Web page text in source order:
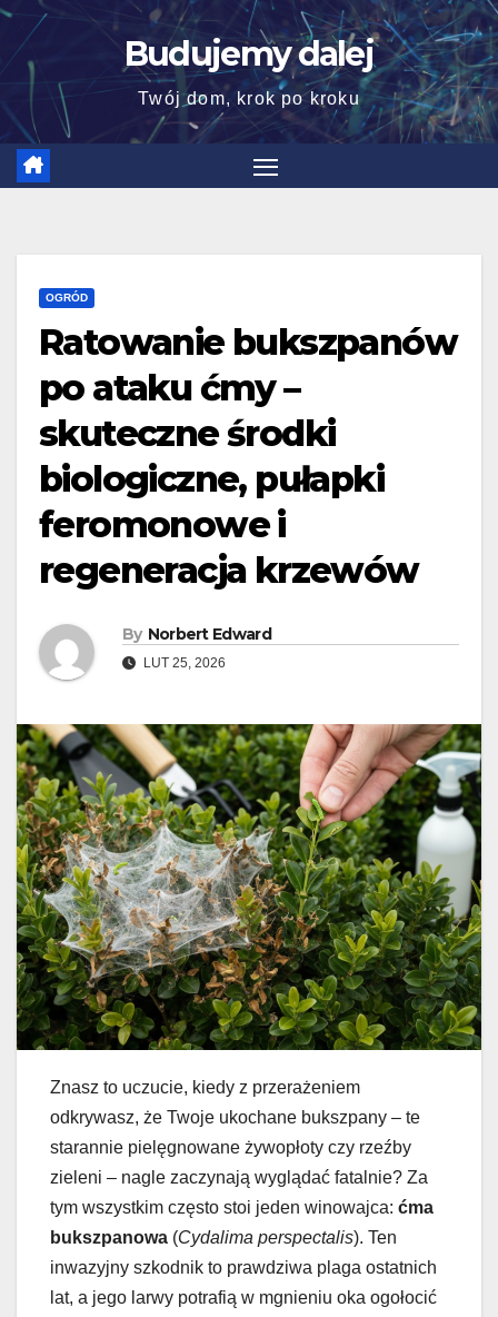
Skip
content
Budujemy dalej
Twój dom, krok po kroku
OGRÓD
Ratowanie bukszpanów
po ataku ćmy –
skuteczne środki
biologiczne, pułapki
feromonowe i
regeneracja krzewów
By Norbert Edward
LUT 25, 2026
Znasz to uczucie, kiedy z przerażeniem
odkrywasz, że Twoje ukochane bukszpany – te
starannie pielęgnowane żywopłoty czy rzeźby
zieleni – nagle zaczynają wyglądać fatalnie? Za
tym wszystkim często stoi jeden winowajca: ćma
bukszpanowa (Cydalima perspectalis). Ten
inwazyjny szkodnik to prawdziwa plaga ostatnich
lat, a jego larwy potrafią w mgnieniu oka ogołocić